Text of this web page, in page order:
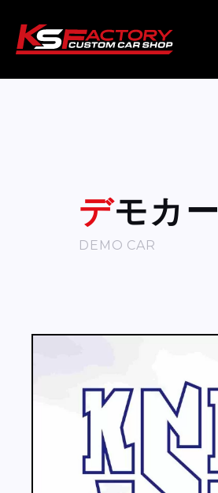
デモカー
DEMO CAR